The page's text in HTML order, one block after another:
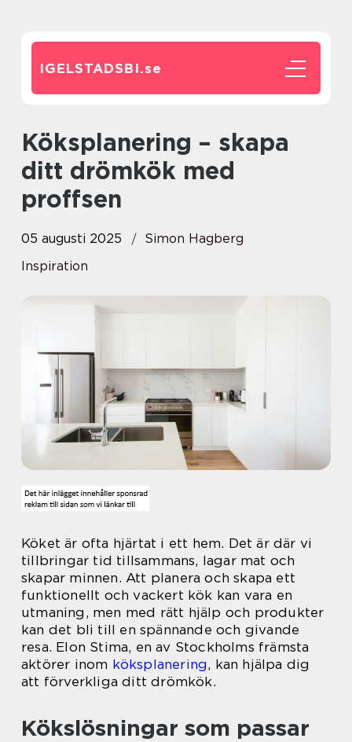
IGELSTADSBI.se
Köksplanering – skapa
ditt drömkök med
proffsen
05 augusti 2025
Simon Hagberg
Inspiration
Köket är ofta hjärtat i ett hem. Det är där vi
tillbringar tid tillsammans, lagar mat och
skapar minnen. Att planera och skapa ett
funktionellt och vackert kök kan vara en
utmaning, men med rätt hjälp och produkter
kan det bli till en spännande och givande
resa. Elon Stima, en av Stockholms främsta
aktörer inom köksplanering, kan hjälpa dig
att förverkliga ditt drömkök.
Kökslösningar som passar